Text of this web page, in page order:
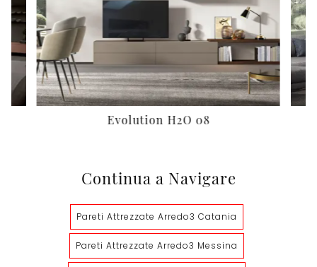
Evolution H2O 08
Continua a Navigare
Pareti Attrezzate Arredo3 Catania
Pareti Attrezzate Arredo3 Messina